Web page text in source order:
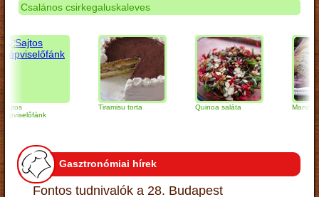
Csalános csirkegaluskaleves
Tiramisu torta Quinoa saláta Mandulás kifli
Gasztronómiai hírek
Fontos tudnivalók a 28. Budapest